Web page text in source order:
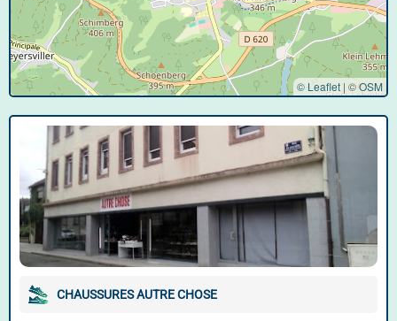
© Leaflet | ©OSM
CHAUSSURES AUTRE CHOSE